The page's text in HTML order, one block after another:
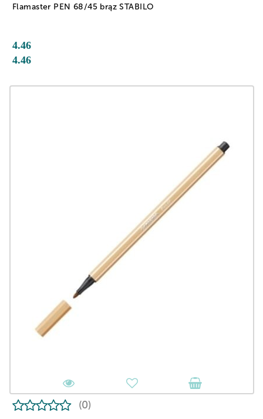
Flamaster PEN 68/45 brąz STABILO
4.46
4.46
(0)